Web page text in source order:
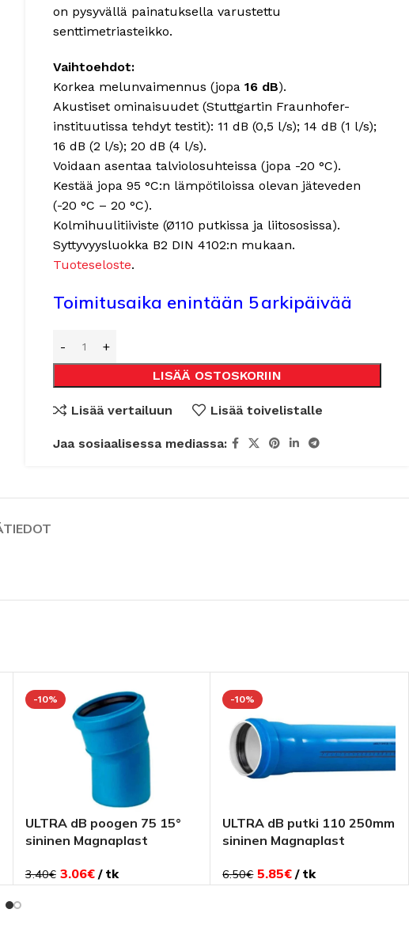
on pysyvällä painatuksella varustettu
senttimetriasteikko.
Vaihtoehdot:
Korkea melunvaimennus (jopa 16 dB).
Akustiset ominaisuudet (Stuttgartin Fraunhofer-
instituutissa tehdyt testit): 11 dB (0,5 l/s); 14 dB (1 l/s);
16 dB (2 l/s); 20 dB (4 l/s).
Voidaan asentaa talviolosuhteissa (jopa -20 °C).
Kestää jopa 95 °C:n lämpötiloissa olevan jäteveden
(-20 °C – 20 °C).
Kolmihuulitiiviste (Ø110 putkissa ja liitososissa).
Syttyvyysluokka B2 DIN 4102:n mukaan.
Tuoteseloste.
Toimitusaika enintään 5 arkipäivää
LISÄÄ OSTOSKORIIN
Lisää vertailuun Lisää toivelistalle
Jaa sosiaalisessa mediassa:
-10%
ULTRA dB poogen 75 15°
sininen Magnaplast
3.40€ 3.06€ tk
-10%
ULTRA dB putki 110 250mm
sininen Magnaplast
6.50€ 5.85€ tk